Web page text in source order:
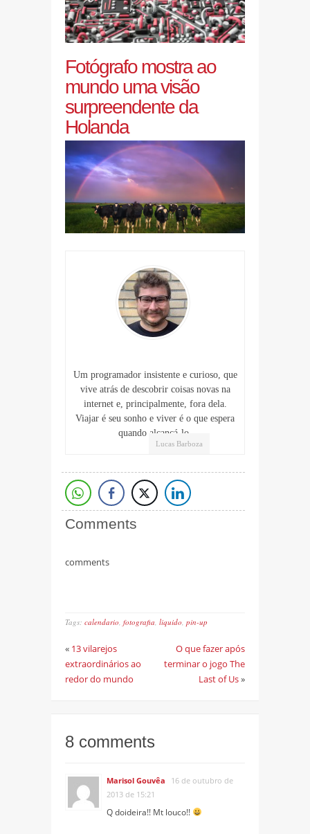
Fotógrafo mostra ao
mundo uma visão
surpreendente da
Holanda
Lucas Barboza
Um programador insistente e curioso, que
vive atrás de descobrir coisas novas na
internet e, principalmente, fora dela.
Viajar é seu sonho e viver é o que espera
quando alcançá-lo.
Comments
comments
Tags: calendario, fotografia, liquido, pin-up
« 13 vilarejos
extraordinários ao
redor do mundo
O que fazer após
terminar o jogo The
Last of Us»
8 comments
Marisol Gouvêa
16 de outubro de
2013 de 15:21
Q doideira!! Mt louco!!